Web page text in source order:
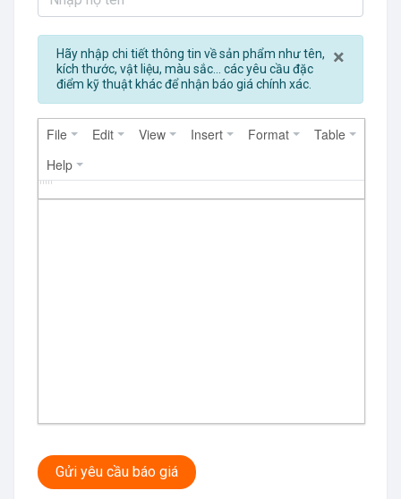
×
Hãy nhập chi tiết thông tin về sản phẩm như tên,
kích thước, vật liệu, màu sắc... các yêu cầu đặc
điểm kỹ thuật khác để nhận báo giá chính xác.
File Edit View Insert Format
Table
Help
Gửi yêu cầu báo giá